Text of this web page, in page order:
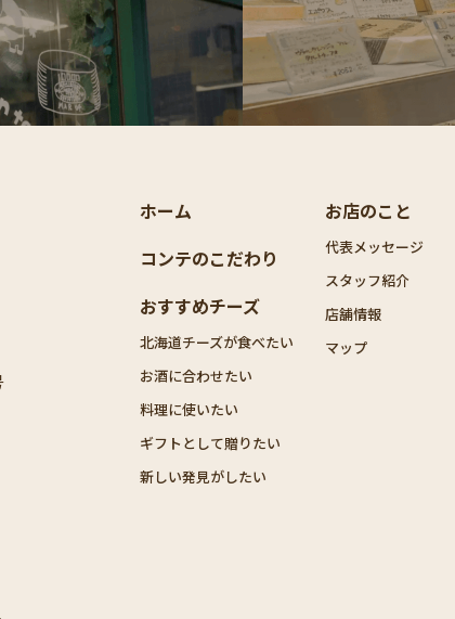
ホーム
コンテのこだわり
おすすめチーズ
北海道チーズが食べたい
お酒に合わせたい
料理に使いたい
ギフトとして贈りたい
新しい発見がしたい
お店のこと
代表メッセージ
スタッフ紹介
店舗情報
マップ